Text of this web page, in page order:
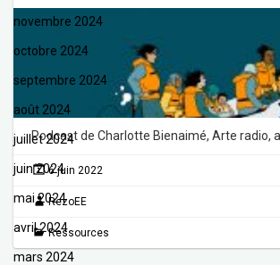
novembre 2024
octobre 2024
septembre 2024
août 2024
juillet 2024
juin 2024
mai 2024
avril 2024
mars 2024
Podcast de Charlotte Bienaimé, Arte radio,
6 juin 2022
RezoEE
Ressources